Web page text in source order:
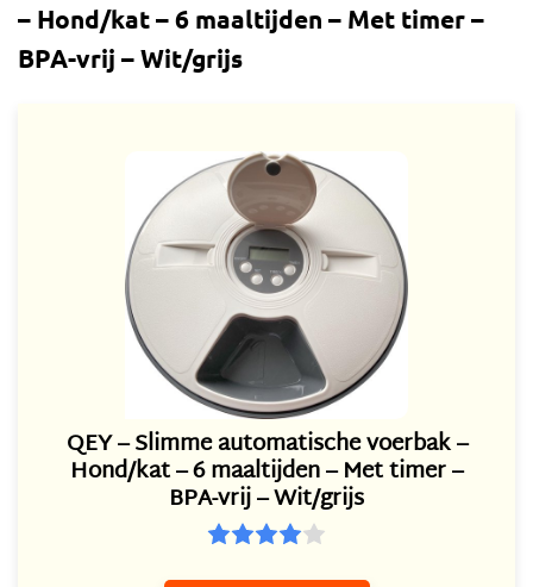
– Hond/kat – 6 maaltijden – Met timer –
BPA-vrij – Wit/grijs
QEY – Slimme automatische voerbak –
Hond/kat – 6 maaltijden – Met timer –
BPA-vrij – Wit/grijs